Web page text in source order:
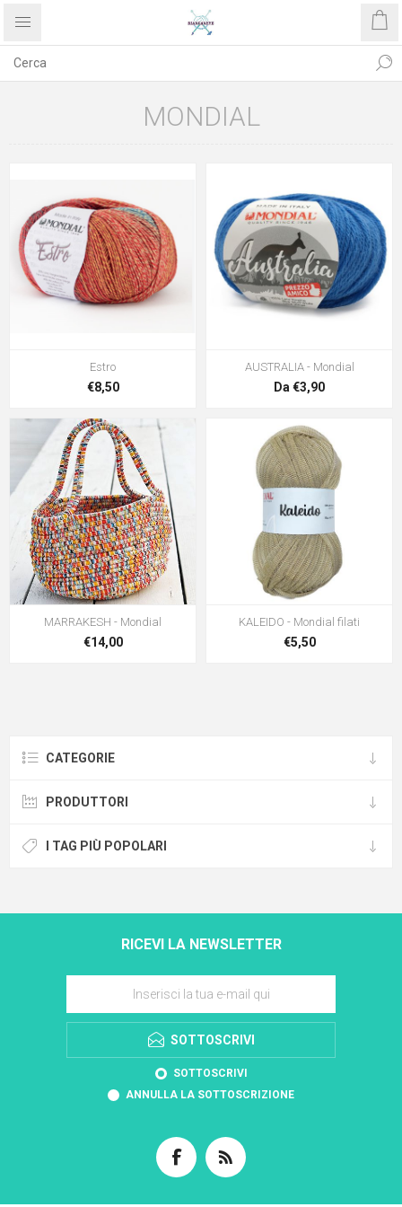
MONDIAL
Estro
€8,50
AUSTRALIA - Mondial
Da €3,90
MARRAKESH - Mondial
€14,00
KALEIDO - Mondial filati
€5,50
CATEGORIE
PRODUTTORI
I TAG PIÙ POPOLARI
RICEVI LA NEWSLETTER
SOTTOSCRIVI
SOTTOSCRIVI
ANNULLA LA SOTTOSCRIZIONE